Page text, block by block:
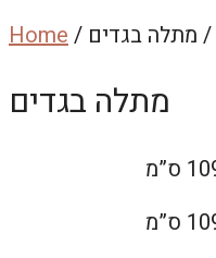
Home/ / מתלה בגדים
מתלה בגדים